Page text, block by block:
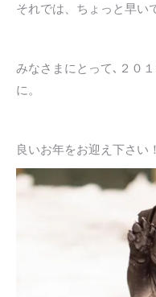
それでは、ちょっと早い
みなさまにとって､２０
に。
良いお年をお迎え下さい！